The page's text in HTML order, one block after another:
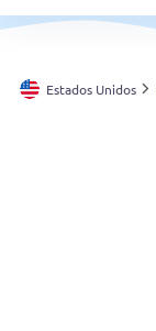
España
Argentina
Estados Unidos